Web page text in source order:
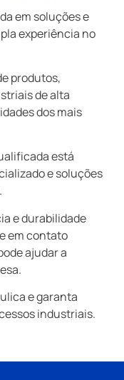
em soluções e
experiência no
produtos,
de alta
dos mais
está
e soluções
e durabilidade
em contato
ajudar a
e garanta
industriais.